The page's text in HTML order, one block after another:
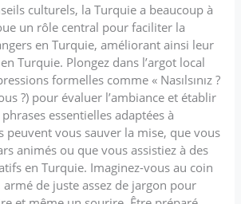
culturels, la Turquie a beaucoup à
un rôle central pour faciliter la
en Turquie, améliorant ainsi leur
Turquie. Plongez dans l’argot local
formelles comme « Nasılsınız ?
?) pour évaluer l’ambiance et établir
essentielles adaptées à
peuvent vous sauver la mise, que vous
animés ou que vous assistiez à des
en Turquie. Imaginez-vous au coin
armé de juste assez de jargon pour